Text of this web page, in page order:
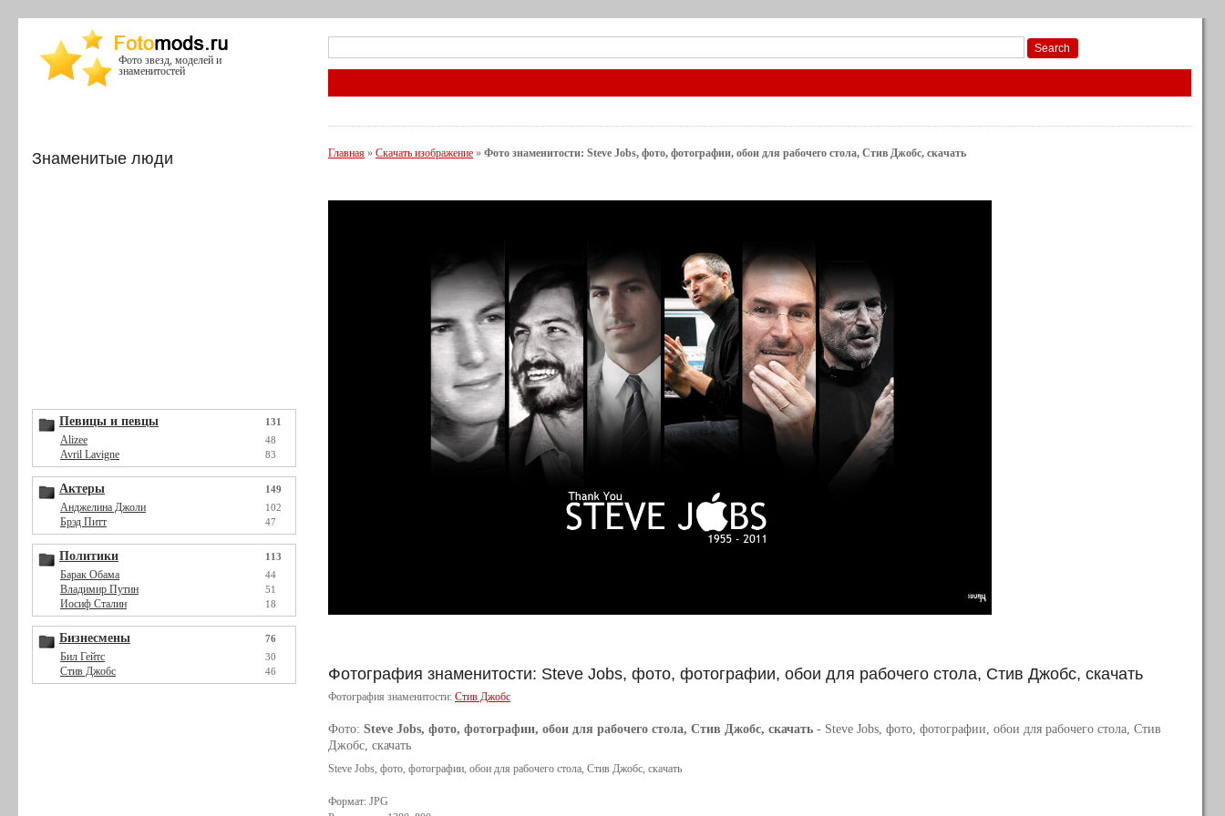
Фото звезд, моделей и
знаменитостей
Знаменитые люди
Певицы и певцы 131
Alizee 48
Avril Lavigne 83
Актеры 149
Анджелина Джоли 102
Брэд Питт 47
Политики 113
Барак Обама 44
Владимир Путин 51
Иосиф Сталин 18
Бизнесмены 76
Бил Гейтс 30
Стив Джобс 46
Главная » Скачать изображение » Фото знаменитости: Steve Jobs, фото, фотографии, обои для рабочего стола, Стив Джобс, скачать
Фотография знаменитости: Steve Jobs, фото, фотографии, обои для рабочего стола, Стив Джобс, скачать
Фотография знаменитости: Стив Джобс
Фото: Steve Jobs, фото, фотографии, обои для рабочего стола, Стив Джобс, скачать - Steve Jobs, фото, фотографии, обои для рабочего стола, Стив
Джобс, скачать
Steve Jobs, фото, фотографии, обои для рабочего стола, Стив Джобс, скачать
Формат: JPG